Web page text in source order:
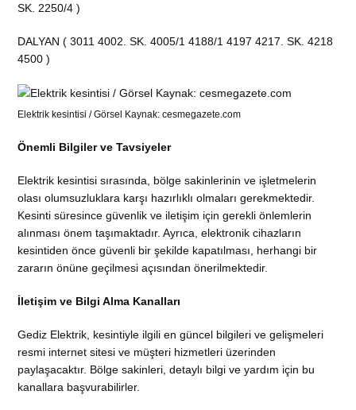
SK. 2250/4 )
DALYAN ( 3011 4002. SK. 4005/1 4188/1 4197 4217. SK. 4218
4500 )
Elektrik kesintisi / Görsel Kaynak: cesmegazete.com
Önemli Bilgiler ve Tavsiyeler
Elektrik kesintisi sırasında, bölge sakinlerinin ve işletmelerin
olası olumsuzluklara karşı hazırlıklı olmaları gerekmektedir.
Kesinti süresince güvenlik ve iletişim için gerekli önlemlerin
alınması önem taşımaktadır. Ayrıca, elektronik cihazların
kesintiden önce güvenli bir şekilde kapatılması, herhangi bir
zararın önüne geçilmesi açısından önerilmektedir.
İletişim ve Bilgi Alma Kanalları
Gediz Elektrik, kesintiyle ilgili en güncel bilgileri ve gelişmeleri
resmi internet sitesi ve müşteri hizmetleri üzerinden
paylaşacaktır. Bölge sakinleri, detaylı bilgi ve yardım için bu
kanallara başvurabilirler.